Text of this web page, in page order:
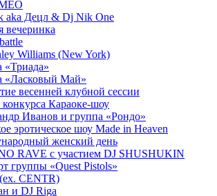
aka Децл & Dj Nik One
вечеринка
Williams (New York)
«Триада»
«Ласковый Май»
весенней клубной сессии
Караоке-шоу
Иванов и группа «Рондо»
эротическое шоу Made in Heaven
женский день
RAVE с участием DJ SHUSHUKIN
группы «Quest Pistols»
CENTR)
и DJ Riga